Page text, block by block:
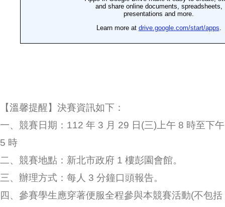
【溫馨提醒】決賽資訊如下：
一、競賽日期：112 年 3 月 29 日(三)上午 8 時至下午
5 時
二、競賽地點：新北市政府 1 樓彭園會館。
三、辦理方式：每人 3 分鐘口頭報告。
四、參賽學生應穿著便服全程參與本競賽活動(不包括